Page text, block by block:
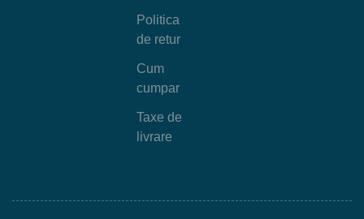
Politica
de retur
Cum
cumpar
Taxe de
livrare